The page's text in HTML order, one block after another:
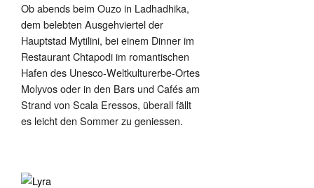
Ob abends beim Ouzo in Ladhadhika,
dem belebten Ausgehviertel der
Hauptstad Mytilini, bei einem Dinner im
Restaurant Chtapodi im romantischen
Hafen des Unesco-Weltkulturerbe-Ortes
Molyvos oder in den Bars und Cafés am
Strand von Scala Eressos, überall fällt
es leicht den Sommer zu geniessen.